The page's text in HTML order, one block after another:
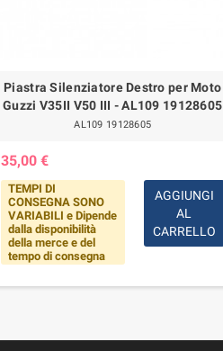
Piastra Silenziatore Destro per Moto
Guzzi V35II V50 III - AL109 19128605
AL109 19128605
35,00 €
TEMPI DI
CONSEGNA SONO
VARIABILI e Dipende
dalla disponibilità
della merce e del
tempo di consegna
AGGIUNGI
AL
CARRELLO